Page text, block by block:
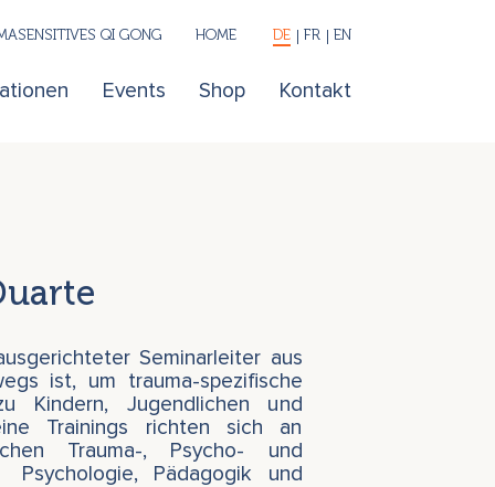
Events Shop Kontakt
QI GONG HOME DE FR EN
Seminarleiter aus
ist, um trauma-spezifische
Kindern, Jugendlichen und
Trainings richten sich an
Trauma-, Psycho- und
Psychologie, Pädagogik und